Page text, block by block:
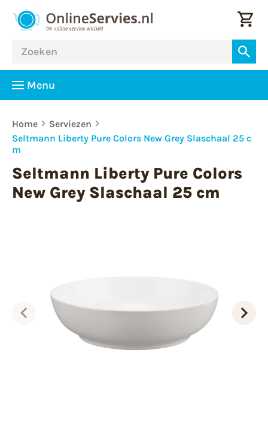
Menu
Home
Serviezen
Seltmann Liberty Pure Colors New Grey Slaschaal 25 c
m
Seltmann Liberty Pure Colors
New Grey Slaschaal 25 cm